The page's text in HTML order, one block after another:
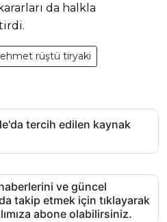
da halkla
rüştü tiryaki
tercih edilen kaynak
ve güncel
takip etmek için tıklayarak
abone olabilirsiniz.